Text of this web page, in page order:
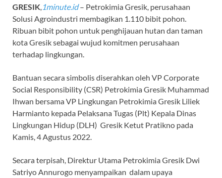
GRESIK 1minute.id– Petrokimia Gresik, perusahaan
Solusi Agroindustri membagikan 1.110 bibit pohon.
Ribuan bibit pohon untuk penghijauan hutan dan taman
kota Gresik sebagai wujud komitmen perusahaan
terhadap lingkungan.
Bantuan secara simbolis diserahkan oleh VP Corporate
Social Responsibility (CSR) Petrokimia Gresik Muhammad
Ihwan bersama VP Lingkungan Petrokimia Gresik Liliek
Harmianto kepada Pelaksana Tugas (Plt) Kepala Dinas
Lingkungan Hidup (DLH) Gresik Ketut Pratikno pada
Kamis, 4 Agustus 2022.
Secara terpisah, Direktur Utama Petrokimia Gresik Dwi
Satriyo Annurogo menyampaikan dalam upaya